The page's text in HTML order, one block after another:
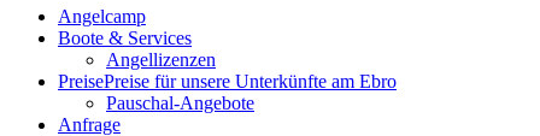
Angelcamp
Boote & Services
Angellizenzen
PreisePreise für unsere Unterkünfte am Ebro
Pauschal-Angebote
Anfrage